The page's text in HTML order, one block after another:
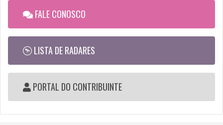
FALE CONOSCO
LISTA DE RADARES
PORTAL DO CONTRIBUINTE